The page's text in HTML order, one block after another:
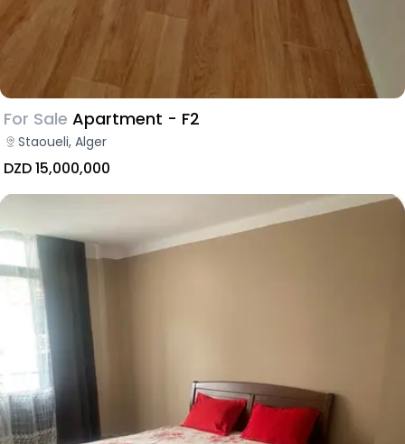
For Sale Apartment - F2
Staoueli, Alger
DZD 15,000,000